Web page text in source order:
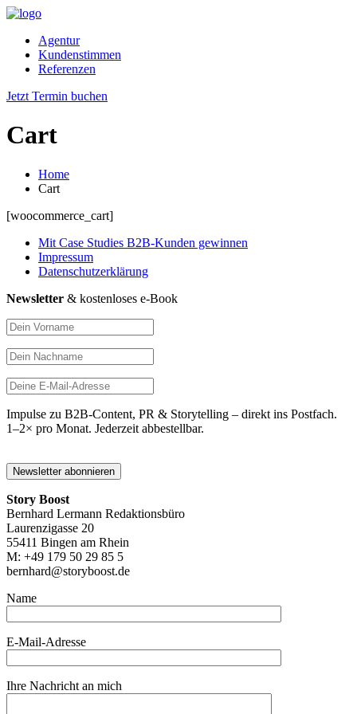
Agentur
Kundenstimmen
Referenzen
Jetzt Termin buchen
Cart
Home
Cart
[woocommerce_cart]
Mit Case Studies B2B-Kunden gewinnen
Impressum
Datenschutzerklärung
Newsletter & kostenloses e-Book
Impulse zu B2B-Content, PR & Storytelling – direkt ins Postfach.
1–2× pro Monat. Jederzeit abbestellbar.
Story Boost
Bernhard Lermann Redaktionsbüro
Laurenzigasse 20
55411 Bingen am Rhein
M: +49 179 50 29 85 5
bernhard@storyboost.de
Name
E-Mail-Adresse
Ihre Nachricht an mich